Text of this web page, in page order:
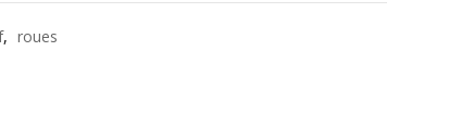
, roues